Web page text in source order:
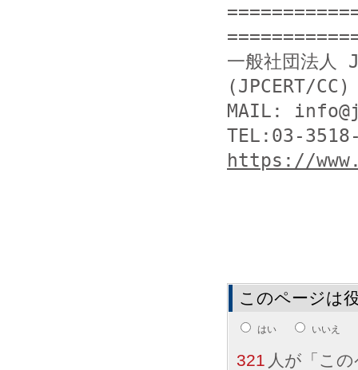
一般社団法人
(JPCERT/CC)
MAIL:
https://
このページは
はい いいえ
321 人が「こ